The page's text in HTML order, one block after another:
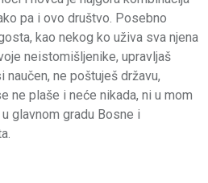
pa i ovo društvo. Posebno
kao nekog ko uživa sva njena
neistomišljenike, upravljaš
naučen, ne poštuješ državu,
ne plaše i neće nikada, ni u mom
glavnom gradu Bosne i